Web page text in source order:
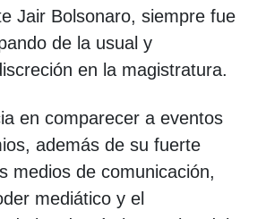
Jair Bolsonaro, siempre fue
de la usual y
en la magistratura.
en comparecer a eventos
además de su fuerte
medios de comunicación,
mediático y el